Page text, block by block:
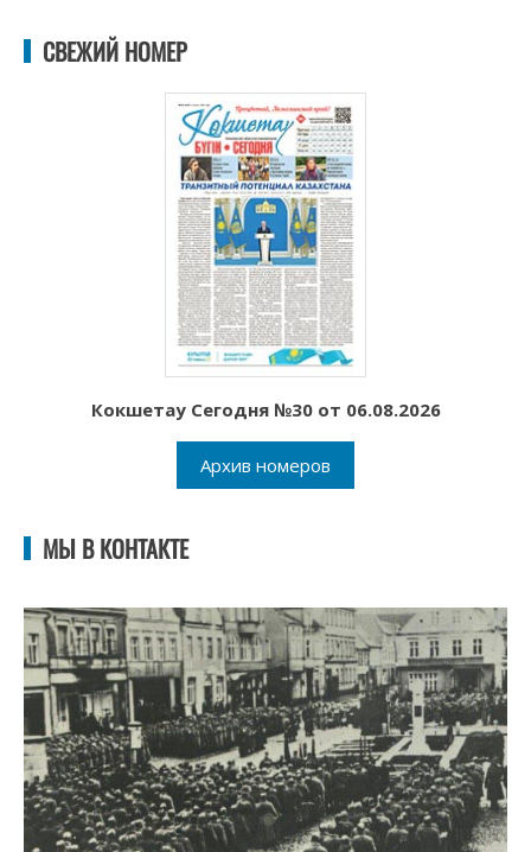
СВЕЖИЙ НОМЕР
Кокшетау Сегодня №30 от 06.08.2026
Архив номеров
МЫ В КОНТАКТЕ